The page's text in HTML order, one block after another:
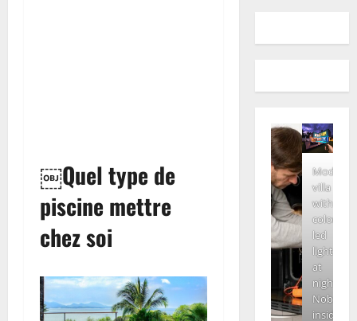
￼Quel type de
piscine mettre
chez soi
Modern
villa
with
colored
led
lights
at
night.
Nobody
inside